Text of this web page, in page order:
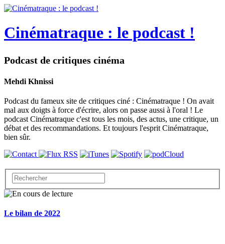
Cinématraque : le podcast !
Podcast de critiques cinéma
Mehdi Khnissi
Podcast du fameux site de critiques ciné : Cinématraque ! On avait
mal aux doigts à force d'écrire, alors on passe aussi à l'oral ! Le
podcast Cinématraque c'est tous les mois, des actus, une critique, un
débat et des recommandations. Et toujours l'esprit Cinématraque,
bien sûr.
Le bilan de 2022